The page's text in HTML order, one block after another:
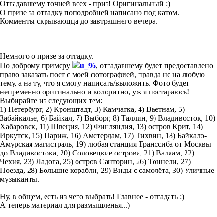
Отгадавшему точней всех - приз! Оригинальный :)
О призе за отгадку поподробней написано под катом.
Комменты скрываюцца до завтрашнего вечера.
Немного о призе за отгадку.
По доброму примеру
u_96, отгадавшему будет предоставлено
право заказать пост с моей фотографией, правда не на любую
тему, а на ту, что я смогу написать/выложить. Фото будет
непременно оригинально и колоритно, уж я постараюсь!
Выбирайте из следующих тем:
1) Петербург, 2) Кронштадт, 3) Камчатка, 4) Вьетнам, 5)
Забайкалье, 6) Байкал, 7) Выборг, 8) Таллин, 9) Владивосток, 10)
Хабаровск, 11) Швеция, 12) Финляндия, 13) остров Крит, 14)
Иркутск, 15) Париж, 16) Амстердам, 17) Тихвин, 18) Байкало-
Амурская магистраль, 19) любая станция Транссиба от Москвы
до Владивостока, 20) Соловецкие острова, 21) Валаам, 22)
Чехия, 23) Ладога, 25) остров Санторин, 26) Тоннели, 27)
Поезда, 28) Большие корабли, 29) Виды с самолёта, 30) Уличные
музыканты.
Ну, в общем, есть из чего выбрать! Главное - отгадать :)
А теперь материал для размышленья...)